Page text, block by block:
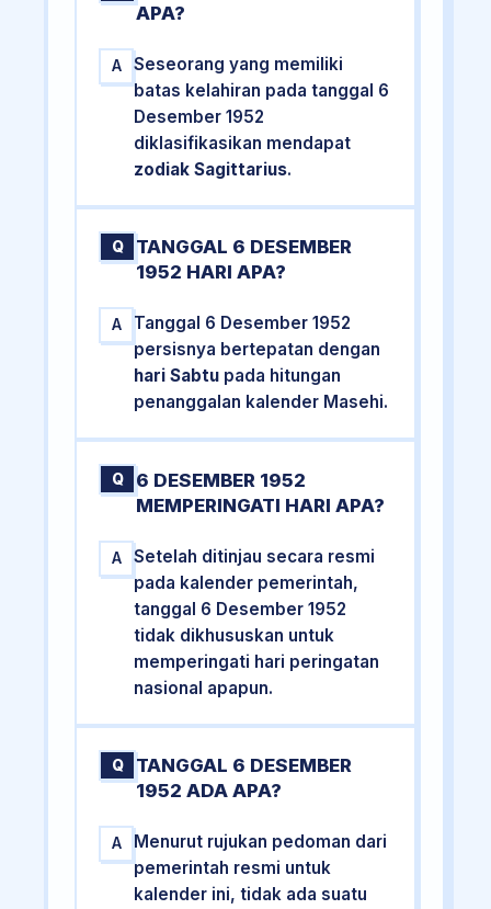
APA?
A
Seseorang yang memiliki
batas kelahiran pada tanggal 6
Desember 1952
diklasifikasikan mendapat
zodiak Sagittarius.
Q
TANGGAL 6 DESEMBER
1952 HARI APA?
A
Tanggal 6 Desember 1952
persisnya bertepatan dengan
hari Sabtu pada hitungan
penanggalan kalender Masehi.
Q
6 DESEMBER 1952
MEMPERINGATI HARI APA?
A
Setelah ditinjau secara resmi
pada kalender pemerintah,
tanggal 6 Desember 1952
tidak dikhususkan untuk
memperingati hari peringatan
nasional apapun.
Q
TANGGAL 6 DESEMBER
1952 ADA APA?
A
Menurut rujukan pedoman dari
pemerintah resmi untuk
kalender ini, tidak ada suatu